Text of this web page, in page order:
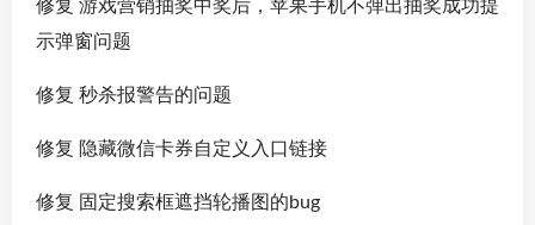
修复 游戏营销抽奖中奖后，苹果手机不弹出抽奖成功提
示弹窗问题
修复 秒杀报警告的问题
修复 隐藏微信卡券自定义入口链接
修复 固定搜索框遮挡轮播图的bug